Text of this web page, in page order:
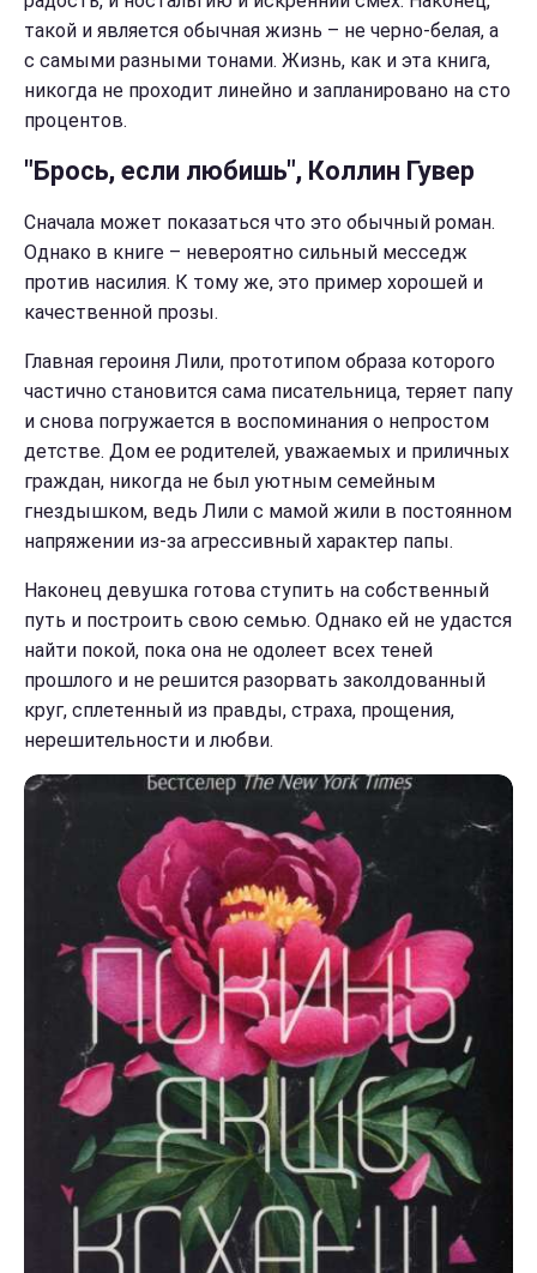
такой и является обычная жизнь – не черно-белая, а
с самыми разными тонами. Жизнь, как и эта книга,
никогда не проходит линейно и запланировано на сто
процентов.
"Брось, если любишь", Коллин Гувер
Сначала может показаться что это обычный роман.
Однако в книге – невероятно сильный месседж
против насилия. К тому же, это пример хорошей и
качественной прозы.
Главная героиня Лили, прототипом образа которого
частично становится сама писательница, теряет папу
и снова погружается в воспоминания о непростом
детстве. Дом ее родителей, уважаемых и приличных
граждан, никогда не был уютным семейным
гнездышком, ведь Лили с мамой жили в постоянном
напряжении из-за агрессивный характер папы.
Наконец девушка готова ступить на собственный
путь и построить свою семью. Однако ей не удастся
найти покой, пока она не одолеет всех теней
прошлого и не решится разорвать заколдованный
круг, сплетенный из правды, страха, прощения,
нерешительности и любви.